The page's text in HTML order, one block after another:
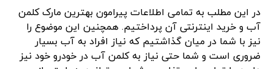
در این مطلب به تمامی اطلاعات پیرامون بهترین مارک کلمن
آب و خرید اینترنتی آن پرداختیم. همچنین این موضوع را
نیز با شما در میان گذاشتیم که نیاز افراد به آب بسیار
ضروری است و شما حتی نیاز به کلمن آب در خودرو خود نیز